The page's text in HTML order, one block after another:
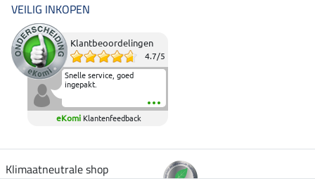
VEILIG INKOPEN
Klantbeoordelingen
4.7/5
Snelle service, goed
ingepakt.
eKomi Klantenfeedback
Klimaatneutrale shop